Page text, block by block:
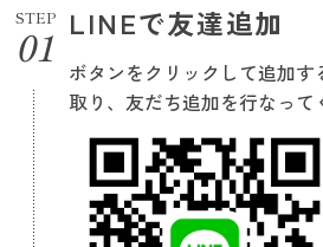
STEP LINEで友達追加
ボタンをクリックして追加
取り、友だち追加を行なって